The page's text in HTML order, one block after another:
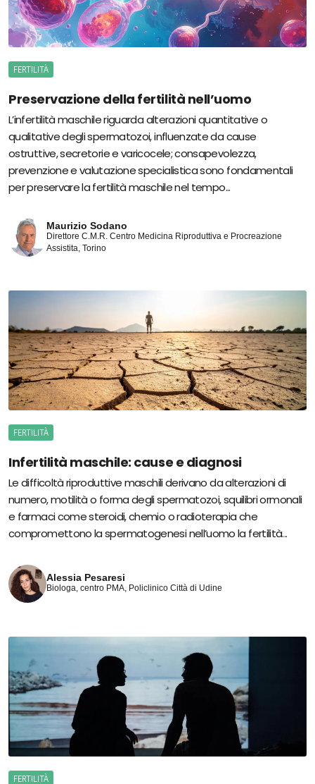
FERTILITÀ
Preservazione della fertilità nell’uomo
L’infertilità maschile riguarda alterazioni quantitative o
qualitative degli spermatozoi, influenzate da cause
ostruttive, secretorie e varicocele; consapevolezza,
prevenzione e valutazione specialistica sono fondamentali
per preservare la fertilità maschile nel tempo...
Maurizio Sodano
Direttore C.M.R. Centro Medicina Riproduttiva e Procreazione
Assistita, Torino
FERTILITÀ
Infertilità maschile: cause e diagnosi
Le difficoltà riproduttive maschili derivano da alterazioni di
numero, motilità o forma degli spermatozoi, squilibri ormonali
e farmaci come steroidi, chemio o radioterapia che
compromettono la spermatogenesi nell’uomo la fertilità...
Alessia Pesaresi
Biologa, centro PMA, Policlinico Città di Udine
FERTILITÀ